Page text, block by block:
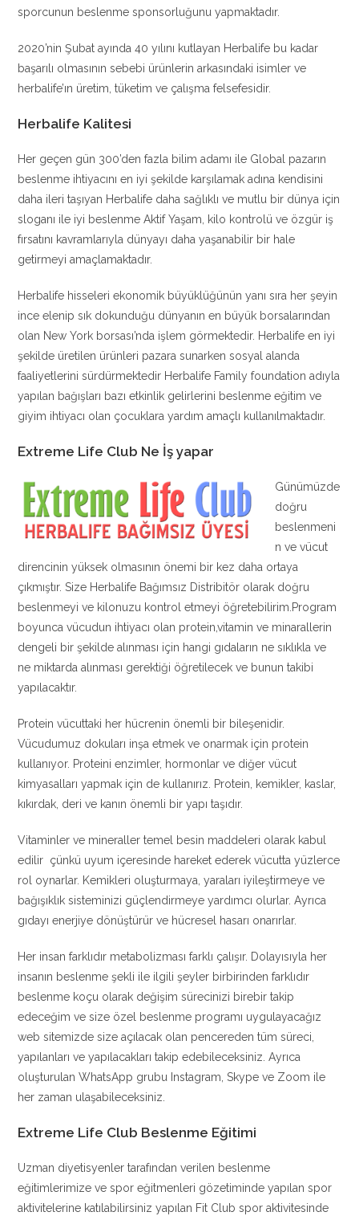
sporcunun beslenme sponsorluğunu yapmaktadır.
2020’nin Şubat ayında 40 yılını kutlayan Herbalife bu kadar
başarılı olmasının sebebi ürünlerin arkasındaki isimler ve
herbalife’ın üretim, tüketim ve çalışma felsefesidir.
Herbalife Kalitesi
Her geçen gün 300’den fazla bilim adamı ile Global pazarın
beslenme ihtiyacını en iyi şekilde karşılamak adına kendisini
daha ileri taşıyan Herbalife daha sağlıklı ve mutlu bir dünya için
sloganı ile iyi beslenme Aktif Yaşam, kilo kontrolü ve özgür iş
fırsatını kavramlarıyla dünyayı daha yaşanabilir bir hale
getirmeyi amaçlamaktadır.
Herbalife hisseleri ekonomik büyüklüğünün yanı sıra her şeyin
ince elenip sık dokunduğu dünyanın en büyük borsalarından
olan New York borsası’nda işlem görmektedir. Herbalife en iyi
şekilde üretilen ürünleri pazara sunarken sosyal alanda
faaliyetlerini sürdürmektedir Herbalife Family foundation adıyla
yapılan bağışları bazı etkinlik gelirlerini beslenme eğitim ve
giyim ihtiyacı olan çocuklara yardım amaçlı kullanılmaktadır.
Extreme Life Club Ne İş yapar
Günümüzde
doğru
beslenmeni
n ve vücut
direncinin yüksek olmasının önemi bir kez daha ortaya
çıkmıştır. Size Herbalife Bağımsız Distribitör olarak doğru
beslenmeyi ve kilonuzu kontrol etmeyi öğretebilirim.Program
boyunca vücudun ihtiyacı olan protein,vitamin ve minarallerin
dengeli bir şekilde alınması için hangi gıdaların ne sıklıkla ve
ne miktarda alınması gerektiği öğretilecek ve bunun takibi
yapılacaktır.
Protein vücuttaki her hücrenin önemli bir bileşenidir.
Vücudumuz dokuları inşa etmek ve onarmak için protein
kullanıyor. Proteini enzimler, hormonlar ve diğer vücut
kimyasalları yapmak için de kullanırız. Protein, kemikler, kaslar,
kıkırdak, deri ve kanın önemli bir yapı taşıdır.
Vitaminler ve mineraller temel besin maddeleri olarak kabul
edilir çünkü uyum içeresinde hareket ederek vücutta yüzlerce
rol oynarlar. Kemikleri oluşturmaya, yaraları iyileştirmeye ve
bağışıklık sisteminizi güçlendirmeye yardımcı olurlar. Ayrıca
gıdayı enerjiye dönüştürür ve hücresel hasarı onarırlar.
Her insan farklıdır metabolizması farklı çalışır. Dolayısıyla her
insanın beslenme şekli ile ilgili şeyler birbirinden farklıdır
beslenme koçu olarak değişim sürecinizi birebir takip
edeceğim ve size özel beslenme programı uygulayacağız
web sitemizde size açılacak olan pencereden tüm süreci,
yapılanları ve yapılacakları takip edebileceksiniz. Ayrıca
oluşturulan WhatsApp grubu Instagram, Skype ve Zoom ile
her zaman ulaşabileceksiniz.
Extreme Life Club Beslenme Eğitimi
Uzman diyetisyenler tarafından verilen beslenme
eğitimlerimize ve spor eğitmenleri gözetiminde yapılan spor
aktivitelerine katılabilirsiniz yapılan Fit Club spor aktivitesinde